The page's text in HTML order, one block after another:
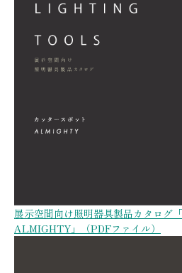
展示空間向け照明器具製品カタログ
ALMIGHTY」（PDFファイル）